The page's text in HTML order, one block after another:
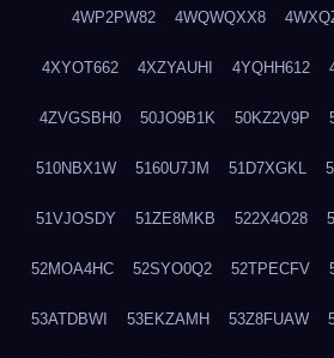
4WP2PW82 4WQWQXX8
4XYOT662 4XZYAUHI 4YQHH612
4ZVGSBH0 50JO9B1K 50KZ2V9P
510NBX1W 5160U7JM 51D7XGKL
51VJOSDY 51ZE8MKB 522X4O28
52MOA4HC 52SYO0Q2 52TPECFV
53ATDBWI 53EKZAMH 53Z8FUAW